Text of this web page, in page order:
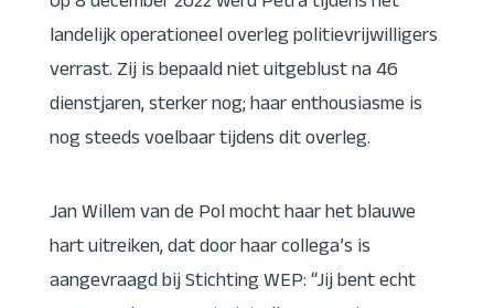
landelijk operationeel overleg politievrijwilligers
verrast. Zij is bepaald niet uitgeblust na 46
dienstjaren, sterker nog; haar enthousiasme is
nog steeds voelbaar tijdens dit overleg.
Jan Willem van de Pol mocht haar het blauwe
hart uitreiken, dat door haar collega’s is
aangevraagd bij Stichting WEP: “Jij bent echt